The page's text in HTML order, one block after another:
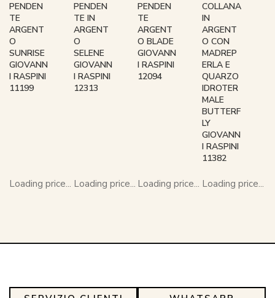
PENDEN
TE
ARGENT
O
SUNRISE
GIOVANN
I RASPINI
11199
Loading price...
PENDEN
TE IN
ARGENT
O
SELENE
GIOVANN
I RASPINI
12313
Loading price...
PENDEN
TE
ARGENT
O BLADE
GIOVANN
I RASPINI
12094
Loading price...
COLLANA
IN
ARGENT
O CON
MADREP
ERLA E
QUARZO
IDROTER
MALE
BUTTERF
LY
GIOVANN
I RASPINI
11382
Loading price...